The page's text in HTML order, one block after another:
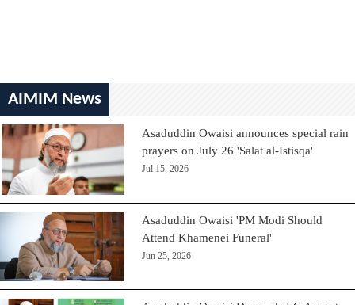
AIMIM News
Asaduddin Owaisi announces special rain
prayers on July 26 'Salat al-Istisqa'
Jul 15, 2026
Asaduddin Owaisi 'PM Modi Should
Attend Khamenei Funeral'
Jun 25, 2026